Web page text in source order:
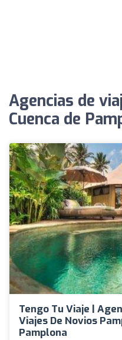
Agencias de
Cuenca de
Tengo Tu Viaje |
Viajes De Novios
Pamplona